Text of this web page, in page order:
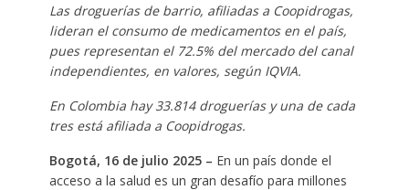
Las droguerías de barrio, afiliadas a Coopidrogas,
lideran el consumo de medicamentos en el país,
pues representan el 72.5% del mercado del canal
independientes, en valores, según IQVIA.
En Colombia hay 33.814 droguerías y una de cada
tres está afiliada a Coopidrogas.
Bogotá, 16 de julio 2025 – En un país donde el
acceso a la salud es un gran desafío para millones